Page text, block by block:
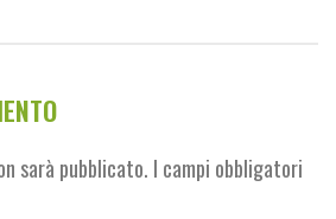
sarà pubblicato. I campi obbligatori